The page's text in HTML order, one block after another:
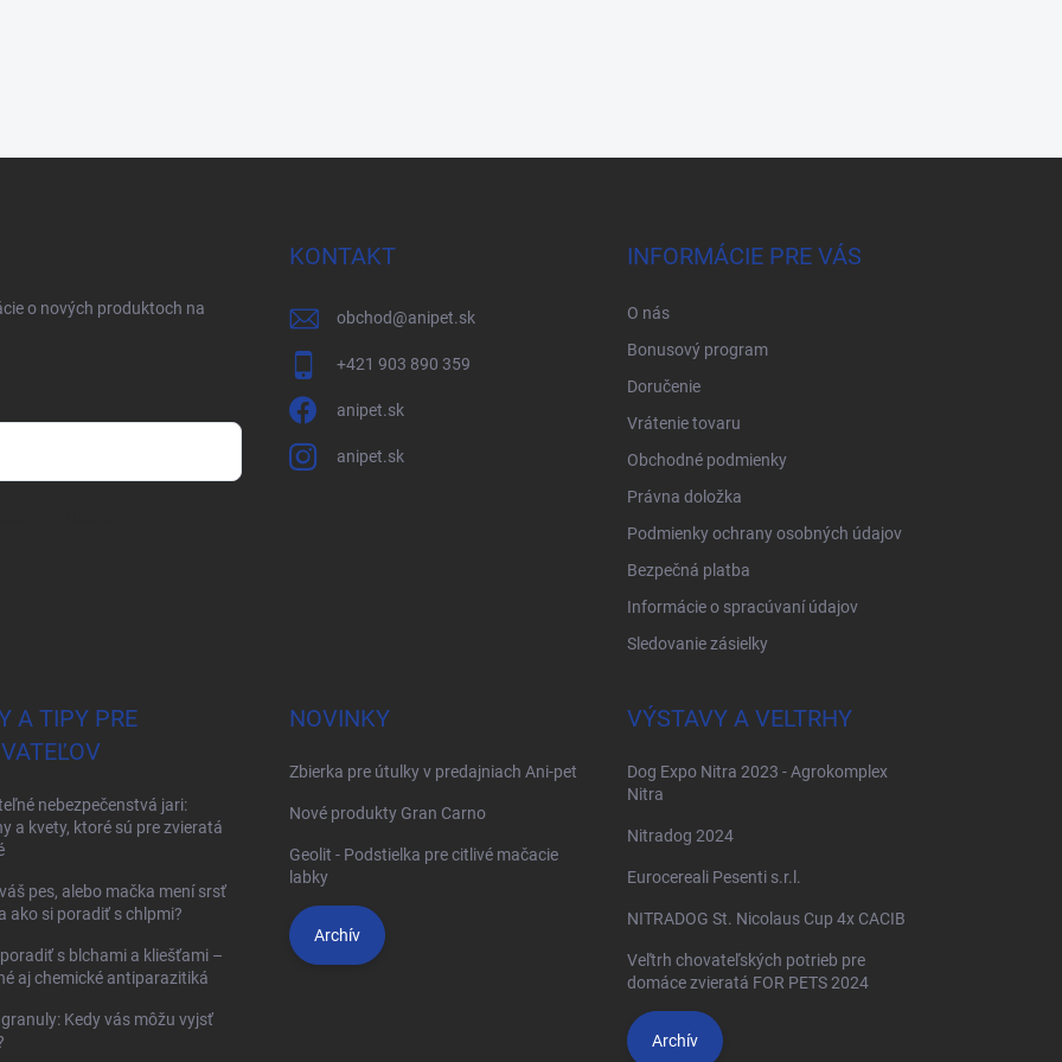
o nových produktoch na
KONTAKT
obchod@anipet.sk
+421 903 890 359
anipet.sk
anipet.sk
INFORMÁCIE PRE VÁS
O nás
Bonusový program
Doručenie
Vrátenie tovaru
Obchodné podmienky
Právna doložka
Podmienky ochrany osobných údajov
Bezpečná platba
Informácie o spracúvaní údajov
Sledovanie zásielky
A TIPY PRE
nebezpečenstvá jari:
a kvety, ktoré sú pre zvieratá
pes, alebo mačka mení srsť
ako si poradiť s chlpmi?
s blchami a kliešťami –
aj chemické antiparazitiká
Kedy vás môžu vyjsť
NOVINKY
Zbierka pre útulky v predajniach Ani-pet
Nové produkty Gran Carno
Geolit - Podstielka pre citlivé mačacie
labky
Archív
VÝSTAVY A VELTRHY
Dog Expo Nitra 2023 - Agrokomplex
Nitra
Nitradog 2024
Eurocereali Pesenti s.r.l.
NITRADOG St. Nicolaus Cup 4x CACIB
Veľtrh chovateľských potrieb pre
domáce zvieratá FOR PETS 2024
Archív